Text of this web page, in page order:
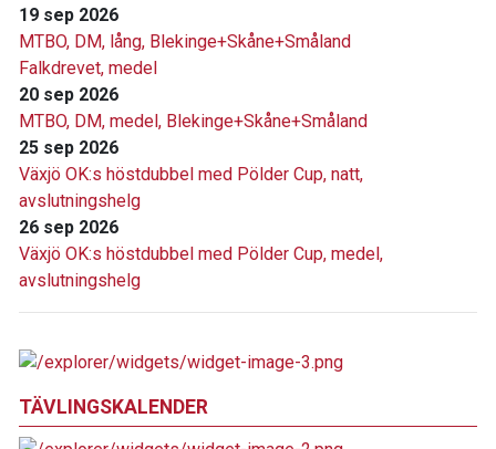
19 sep 2026
MTBO, DM, lång, Blekinge+Skåne+Småland
Falkdrevet, medel
20 sep 2026
MTBO, DM, medel, Blekinge+Skåne+Småland
25 sep 2026
Växjö OK:s höstdubbel med Pölder Cup, natt,
avslutningshelg
26 sep 2026
Växjö OK:s höstdubbel med Pölder Cup, medel,
avslutningshelg
TÄVLINGSKALENDER